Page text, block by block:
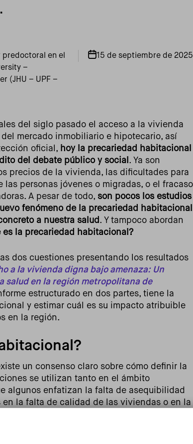
en el
–
(JHU – UPF –
15 de septiembre de 2025
del siglo pasado el acceso a la vivienda
mercado inmobiliario e hipotecario, así
oficial, hoy la precariedad habitacional
del debate público y social . Ya son
precios de la vivienda, las dificultades para
personas jóvenes o migradas, o el fracaso
A pesar de todo, son pocos los estudios
fenómeno de la precariedad habitacional
a nuestra salud . Y tampoco abordan
es la precariedad habitacional?
dos cuestiones presentando los resultados
a la vivienda digna bajo amenaza: Un
salud en la región metropolitana de
estructurado en dos partes, tiene la
y estimar cuál es su impacto atribuible
en la región.
un consenso claro sobre cómo definir la
se utilizan tanto en el ámbito
algunos enfatizan la falta de asequibilidad
la falta de calidad de las viviendas o en la
Para intentar romper esta confusión, el
se entiende, percibe y experimenta la